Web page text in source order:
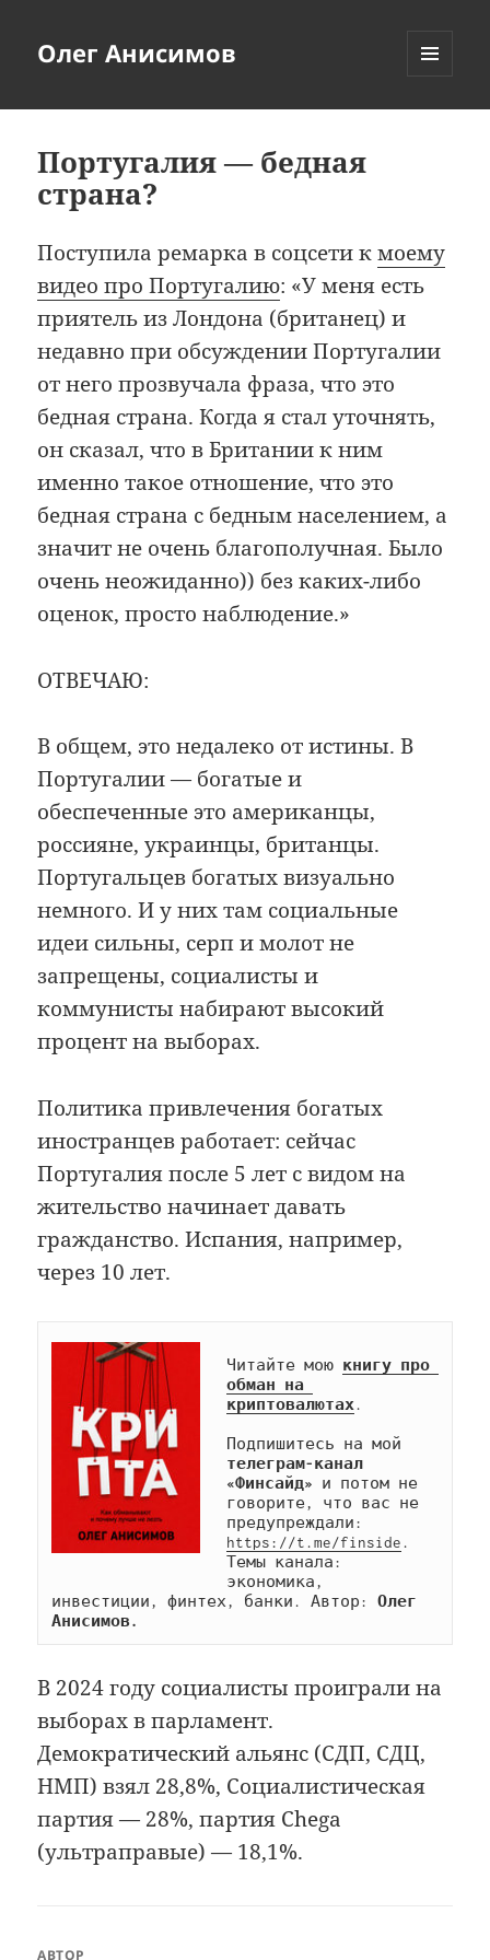
Олег Анисимов
Португалия — бедная
страна?
Поступила ремарка в соцсети кмоему
видео про Португалию: «У меня есть
приятель из Лондона (британец) и
недавно при обсуждении Португалии
от него прозвучала фраза, что это
бедная страна. Когда я стал уточнять,
он сказал, что в Британии к ним
именно такое отношение, что это
бедная страна с бедным населением, а
значит не очень благополучная. Было
очень неожиданно)) без каких-либо
оценок, просто наблюдение.»
ОТВЕЧАЮ:
В общем, это недалеко от истины. В
Португалии — богатые и
обеспеченные это американцы,
россияне, украинцы, британцы.
Португальцев богатых визуально
немного. И у них там социальные
идеи сильны, серп и молот не
запрещены, социалисты и
коммунисты набирают высокий
процент на выборах.
Политика привлечения богатых
иностранцев работает: сейчас
Португалия после 5 лет с видом на
жительство начинает давать
гражданство. Испания, например,
через 10 лет.
Читайте мою книгу про
обман на
криптовалютах .
телеграм-канал
«Финсайд» и потом не
говорите, что вас не
https://t.me/finside .
Темы канала:
экономика,
инвестиции, финтех, банки. Автор: Олег
Анисимов.
В 2024 году социалисты проиграли на
выборах в парламент.
Демократический альянс (СДП, СДЦ,
НМП) взял 28,8%, Социалистическая
партия — 28%, партия Chega
(ультраправые) — 18,1%.
АВТОР